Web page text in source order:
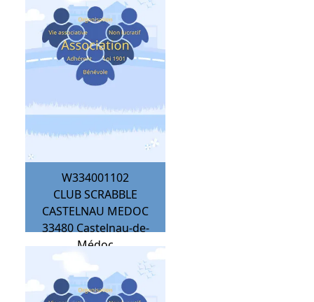
W334001102
CLUB SCRABBLE
CASTELNAU MEDOC
33480 Castelnau-de-
Médoc